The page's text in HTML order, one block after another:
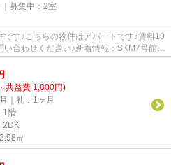
募集中： 2室
す♪こちらの物件はアパートです♪賃料10
合わせください♪新着情報：SKM7号館の
共益費 1,800円)
｜礼：1ヶ月
1階
2DK
㎡